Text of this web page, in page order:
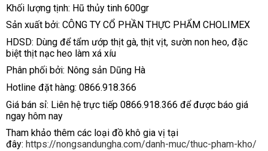
Khối lượng tịnh: Hũ thủy tinh 600gr
Sản xuất bởi: CÔNG TY CỔ PHẦN THỰC PHẨM CHOLIMEX
HDSD: Dùng để tẩm ướp thịt gà, thịt vịt, sườn non heo, đặc
biệt thịt nạc heo làm xá xíu
Phân phối bởi: Nông sản Dũng Hà
Hotline đặt hàng: 0866.918.366
Giá bán sỉ: Liên hệ trực tiếp 0866.918.366 để được báo giá
ngay hôm nay
Tham khảo thêm các loại đồ khô gia vị tại
đây: https://nongsandungha.com/danh-muc/thuc-pham-kho/